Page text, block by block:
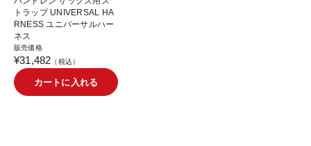
トラップ UNIVERSAL HA
RNESS ユニバーサルハー
ネス
販売価格
¥31,482 （税込）
カートに入れる